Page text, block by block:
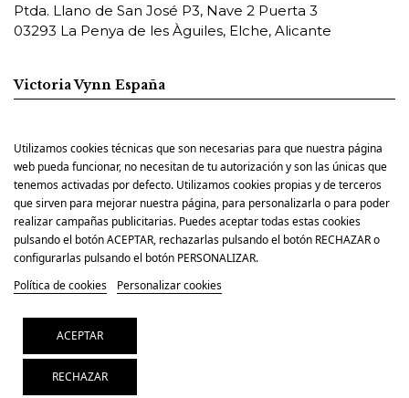
Ptda. Llano de San José P3, Nave 2 Puerta 3
03293 La Penya de les Àguiles, Elche, Alicante
Victoria Vynn España
Pharm Foot España
Utilizamos cookies técnicas que son necesarias para que nuestra página
web pueda funcionar, no necesitan de tu autorización y son las únicas que
tenemos activadas por defecto. Utilizamos cookies propias y de terceros
que sirven para mejorar nuestra página, para personalizarla o para poder
realizar campañas publicitarias. Puedes aceptar todas estas cookies
pulsando el botón ACEPTAR, rechazarlas pulsando el botón RECHAZAR o
configurarlas pulsando el botón PERSONALIZAR.
Política de cookies
Personalizar cookies
RECHAZAR
ACEPTAR
© Copyright 2025. ELIG NAIL PRO SL. CIF: B42588939.
Todos los derechos resevados